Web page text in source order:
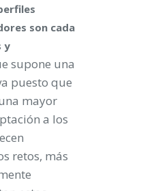
son cada
y
supone una
puesto que
mayor
a los
retos, más